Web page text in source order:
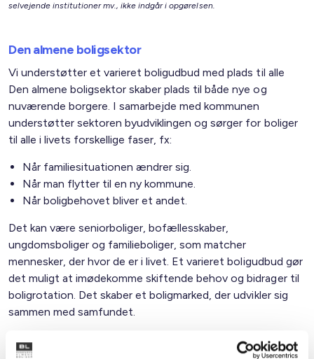
selvejende institutioner mv., ikke indgår i opgørelsen.
Den almene boligsektor
Vi understøtter et varieret boligudbud med plads til alle
Den almene boligsektor skaber plads til både nye og
nuværende borgere. I samarbejde med kommunen
understøtter sektoren byudviklingen og sørger for boliger
til alle i livets forskellige faser, fx:
Når familiesituationen ændrer sig.
Når man flytter til en ny kommune.
Når boligbehovet bliver et andet.
Det kan være seniorboliger, bofællesskaber,
ungdomsboliger og familieboliger, som matcher
mennesker, der hvor de er i livet. Et varieret boligudbud gør
det muligt at imødekomme skiftende behov og bidrager til
boligrotation. Det skaber et boligmarked, der udvikler sig
sammen med samfundet.
Familietyper i de almene boliger i kommunen